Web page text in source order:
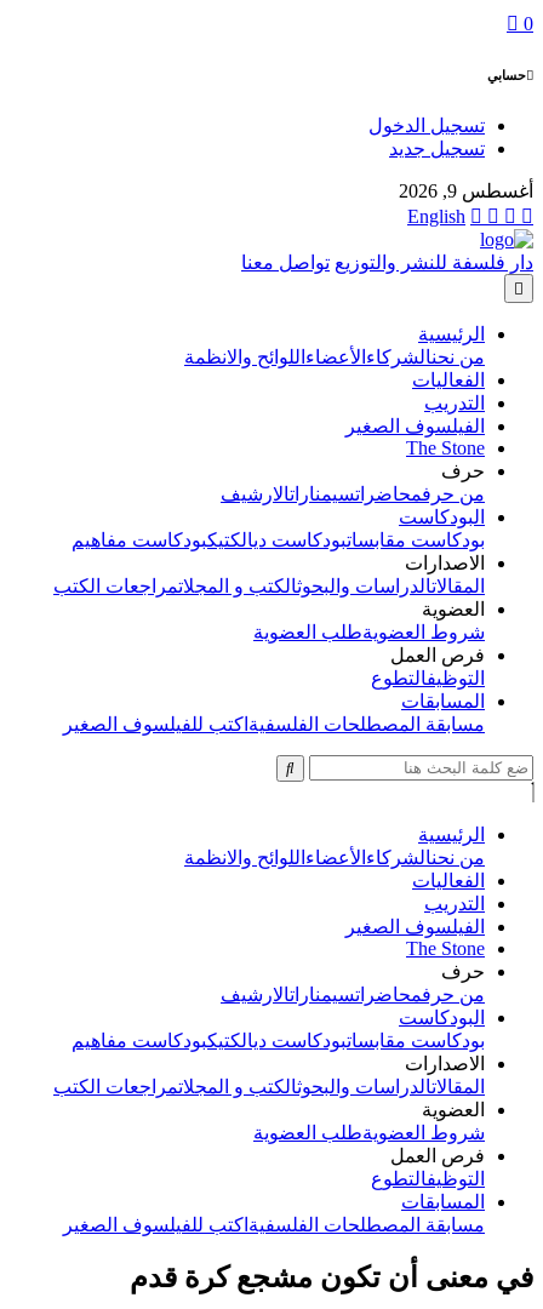
0
حسابي
تسجيل الدخول
تسجيل جديد
أغسطس 9, 2026
English
دار فلسفة للنشر والتوزيع تواصل معنا
الرئيسية
من نحنالشركاء الأعضاء اللوائح والانظمة
الفعاليات
التدريب
الفيلسوف الصغير
The Stone
حرف
من حرفمحاضراتسيمناراتالارشيف
البودكاست
بودكاست مقابساتبودكاست ديالكتيكبودكاست مفاهيم
الاصدارات
المقالاتالدراسات والبحوثالكتب و المجلاتمراجعات الكتب
العضوية
شروط العضويةطلب العضوية
فرص العمل
التوظيفالتطوع
المسابقات
مسابقة المصطلحات الفلسفية اكتب للفيلسوف الصغير
الرئيسية
من نحنالشركاء الأعضاء اللوائح والانظمة
الفعاليات
التدريب
الفيلسوف الصغير
The Stone
حرف
من حرفمحاضراتسيمناراتالارشيف
البودكاست
بودكاست مقابساتبودكاست ديالكتيكبودكاست مفاهيم
الاصدارات
المقالاتالدراسات والبحوثالكتب و المجلاتمراجعات الكتب
العضوية
شروط العضويةطلب العضوية
فرص العمل
التوظيفالتطوع
المسابقات
مسابقة المصطلحات الفلسفية اكتب للفيلسوف الصغير
في معنى أن تكون مشجع كرة قدم